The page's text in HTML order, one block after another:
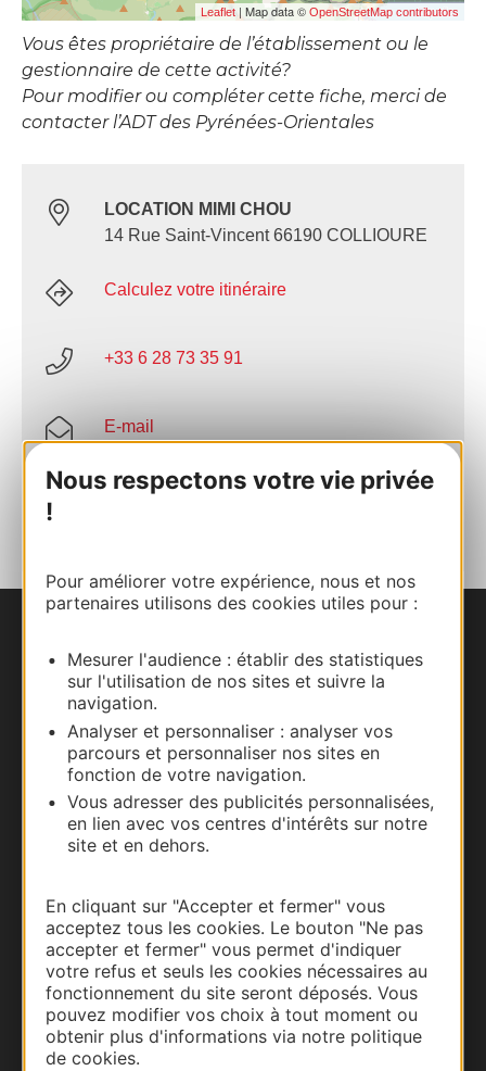
Nous respectons votre vie privée
!
Pour améliorer votre expérience, nous et nos
partenaires utilisons des cookies utiles pour :
Mesurer l'audience : établir des statistiques
sur l'utilisation de nos sites et suivre la
navigation.
Analyser et personnaliser : analyser vos
parcours et personnaliser nos sites en
fonction de votre navigation.
Vous adresser des publicités personnalisées,
en lien avec vos centres d'intérêts sur notre
site et en dehors.
En cliquant sur "Accepter et fermer" vous
acceptez tous les cookies. Le bouton "Ne pas
accepter et fermer" vous permet d'indiquer
votre refus et seuls les cookies nécessaires au
fonctionnement du site seront déposés. Vous
pouvez modifier vos choix à tout moment ou
obtenir plus d'informations via notre politique
de cookies.
Leaflet | Map data © OpenStreetMap contributors
Vous êtes propriétaire de l’établissement ou le
gestionnaire de cette activité?
Pour modifier ou compléter cette fiche, merci de
contacter l’ADT des Pyrénées-Orientales
LOCATION MIMI CHOU
14 Rue Saint-Vincent 66190 COLLIOURE
Calculez votre itinéraire
+33 6 28 73 35 91
E-mail
AJOUTER
Carte interactive
Documentation
Thermalisme
Business/Mice